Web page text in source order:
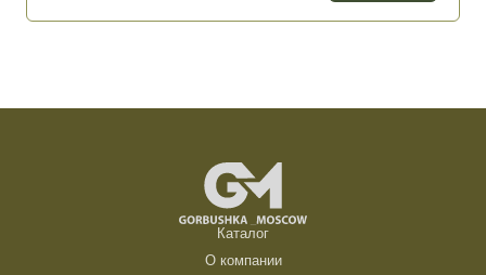
Каталог
О компании